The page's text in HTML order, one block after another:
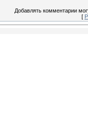
Добавлять комментарии
[